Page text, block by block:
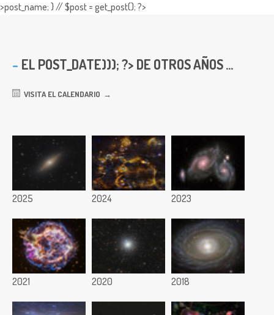
>post_name; } // $post = get_post(); ?>
EL POST_DATE))); ?> DE OTROS AÑOS ...
VISITA EL CALENDARIO
2025 2024 2023
2021 2020 2018